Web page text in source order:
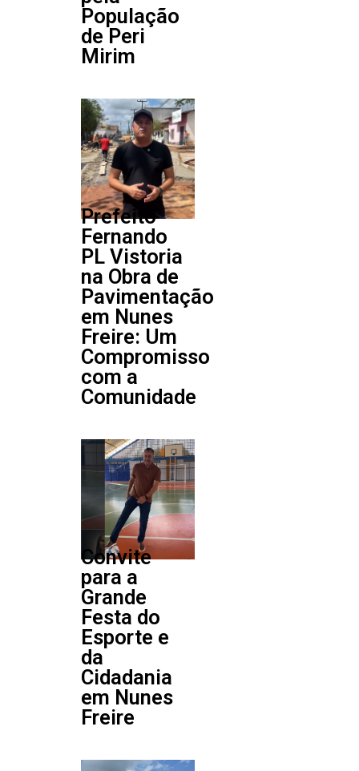
População
de Peri
Mirim
Prefeito
Fernando
PL Vistoria
na Obra de
Pavimentação
em Nunes
Freire: Um
Compromisso
com a
Comunidade
Convite
para a
Grande
Festa do
Esporte e
da
Cidadania
em Nunes
Freire